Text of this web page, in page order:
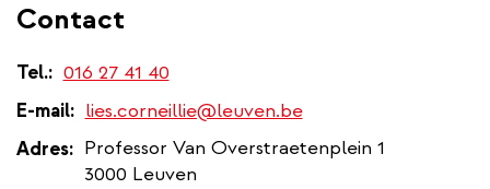
Contact
Tel.
016 27 41 40
E-mail
lies.corneillie@leuven.be
Adres
Professor Van Overstraetenplein 1
3000 Leuven